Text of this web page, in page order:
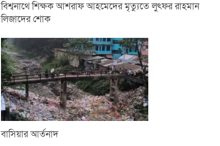
বিশ্বনাথে শিক্ষক আশরাফ আহমেদের মৃত্যুতে লুৎফর রাহমান
লিজাদের শোক
বাসিয়ার আর্তনাদ